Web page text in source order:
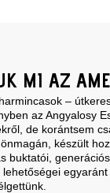
MI AZ
–
az Angyalosy
de korántsem
készült
buktatói,